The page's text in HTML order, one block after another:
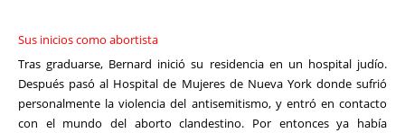
Sus inicios como abortista
Tras graduarse, Bernard inició su residencia en un hospital judío.
Después pasó al Hospital de Mujeres de Nueva York donde sufrió
personalmente la violencia del antisemitismo, y entró en contacto
con el mundo del aborto clandestino. Por entonces ya había